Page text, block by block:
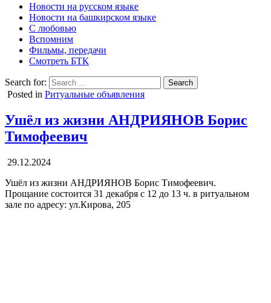
Новости на русском языке
Новости на башкирском языке
С любовью
Вспомним
Фильмы, передачи
Смотреть БТК
Search for:
Posted in Ритуальные объявления
Ушёл из жизни АНДРИЯНОВ Борис
Тимофеевич
29.12.2024
Ушёл из жизни АНДРИЯНОВ Борис Тимофеевич.
Прощание состоится 31 декабря с 12 до 13 ч. в ритуальном
зале по адресу: ул.Кирова, 205